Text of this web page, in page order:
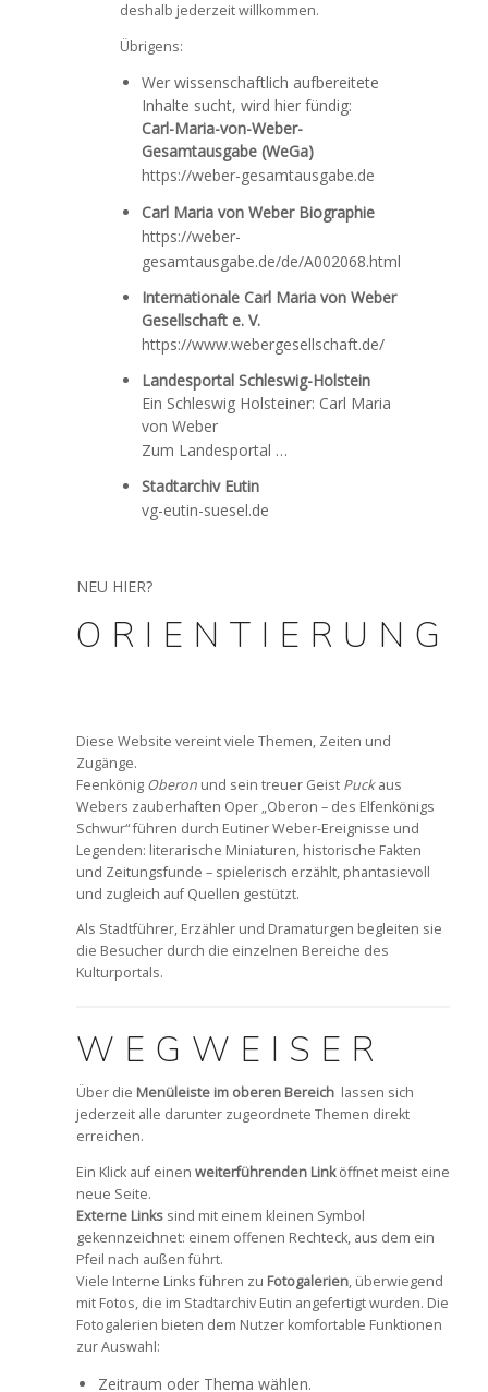
deshalb jederzeit willkommen.
Übrigens:
Wer wissenschaftlich aufbereitete
Inhalte sucht, wird hier fündig:
Carl-Maria-von-Weber-
Gesamtausgabe (WeGa)
https://weber-gesamtausgabe.de
Carl Maria von Weber Biographie
https://weber-
gesamtausgabe.de/de/A002068.html
Internationale Carl Maria von Weber
Gesellschaft e. V.
https://www.webergesellschaft.de/
Landesportal Schleswig-Holstein
Ein Schleswig Holsteiner: Carl Maria
von Weber
Zum Landesportal …
Stadtarchiv Eutin
vg-eutin-suesel.de
NEU HIER?
ORIENTIERUNG
Diese Website vereint viele Themen, Zeiten und
Zugänge.
Feenkönig Oberon und sein treuer Geist Puckaus
Webers zauberhaften Oper „Oberon – des Elfenkönigs
Schwur“ führen durch Eutiner Weber-Ereignisse und
Legenden: literarische Miniaturen, historische Fakten
und Zeitungsfunde – spielerisch erzählt, phantasievoll
und zugleich auf Quellen gestützt.
Als Stadtführer, Erzähler und Dramaturgen begleiten sie
die Besucher durch die einzelnen Bereiche des
Kulturportals.
WEGWEISER
Über die Menüleiste im oberen Bereich lassen sich
jederzeit alle darunter zugeordnete Themen direkt
erreichen.
Ein Klick auf einen weiterführenden Linköffnet meist eine
neue Seite.
Externe Links sind mit einem kleinen Symbol
gekennzeichnet: einem offenen Rechteck, aus dem ein
Pfeil nach außen führt.
Viele Interne Links führen zu Fotogalerien, überwiegend
mit Fotos, die im Stadtarchiv Eutin angefertigt wurden. Die
Fotogalerien bieten dem Nutzer komfortable Funktionen
zur Auswahl:
Zeitraum oder Thema wählen.